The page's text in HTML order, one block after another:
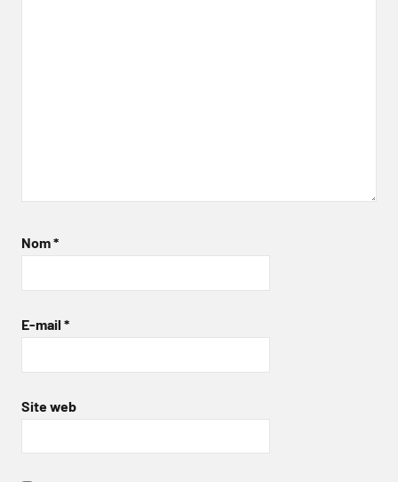
Nom*
E-mail *
Site web